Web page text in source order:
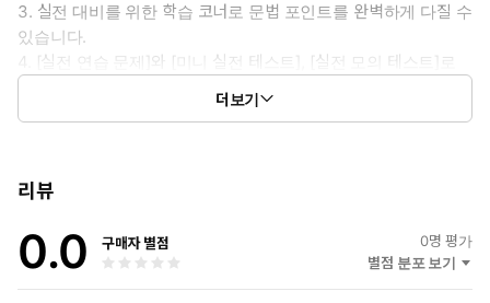
3. 실전 대비를 위한 학습 코너로 문법 포인트를 완벽하게 다질 수
있습니다.
4. [실전 연습 문제]와 [미니 실전 테스트], [실전 모의 테스트]로
학습한 내용을 점검하고 실전 감각을 높일 수 있습니다.
5. 불필요한 설명 없이 핵심만 담은 해설로 문제 풀이에 필요한
쌓을 수 있습니다.
되는 선택지를 확실하게 짚어볼 수 있습니다.
더보기
리뷰
0.0 구매자 별점 0명 평가
별점 분포 보기